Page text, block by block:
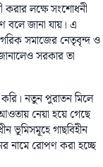
লক্ষে সংশােধনী
বলে জানা যায়। এ
সমাজের নেতৃবৃন্দ ও
সরকার তা
করি। নতুন পুরাতন মিলে
নেয়া হয়ে গেছে
ভূমিসমূহে গাছবিহীন
নামে রােপণ করা হচ্ছে